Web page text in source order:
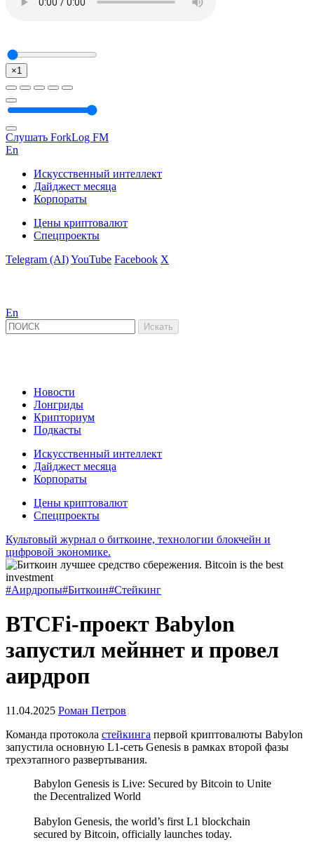
×1
Слушать ForkLog FM
En
Искусственный интеллект
Дайджест месяца
Корпораты
Цены криптовалют
Спецпроекты
Telegram (AI)YouTube Facebook X
En
Новости
Лонгриды
Крипториум
Подкасты
Искусственный интеллект
Дайджест месяца
Корпораты
Цены криптовалют
Спецпроекты
Культовый журнал о биткоине, технологии блокчейн и
цифровой экономике.
#Аирдропы#Биткоин#Стейкинг
BTCFi-проект Babylon
запустил мейннет и провел
аирдроп
11.04.2025 Роман Петров
Команда протокола стейкинга первой криптовалюты Babylon
запустила основную L1-сеть Genesis в рамках второй фазы
трехэтапного развертывания.
Babylon Genesis is Live: Secured by Bitcoin to Unite
the Decentralized World
Babylon Genesis, the world’s first L1 blockchain
secured by Bitcoin, officially launches today.